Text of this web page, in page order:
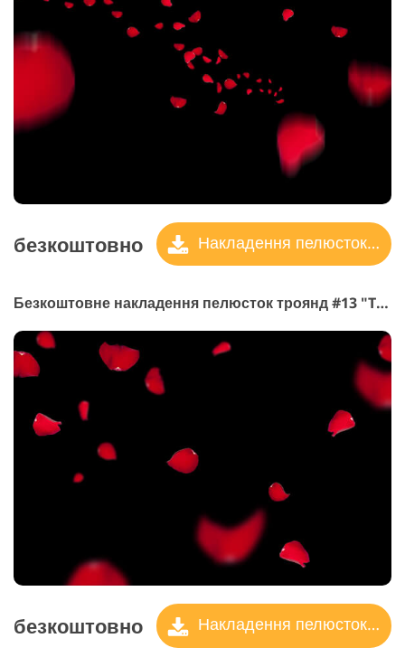
безкоштовно Накладення пелюсток троянд
Безкоштовне накладення пелюсток троянд #13 "Traces"
безкоштовно Накладення пелюсток троянд